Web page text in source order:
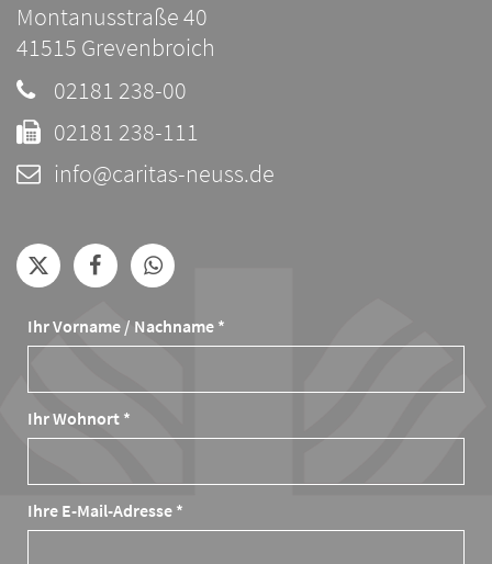
Ihr Vorname / Nachname *
Ihr Wohnort *
Ihre E-Mail-Adresse *
Montanusstraße 40
41515 Grevenbroich
02181 238-00
02181 238-111
info@caritas-neuss.de